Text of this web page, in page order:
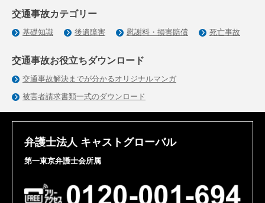
交通事故カテゴリー
基礎知識 後遺障害 慰謝料・損害賠償 死亡事故
交通事故お役立ちダウンロード
交通事故解決までが分かるオリジナルマンガ
被害者請求書類一式のダウンロード
弁護士法人 キャストグローバル
第一東京弁護士会所属